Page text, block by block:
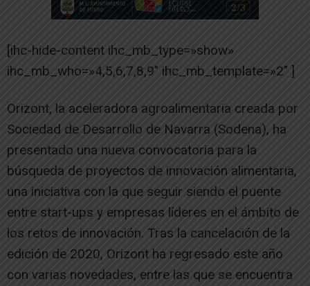
[ihc-hide-content ihc_mb_type=»show»
ihc_mb_who=»4,5,6,7,8,9″ ihc_mb_template=»2″ ]
Orizont, la aceleradora agroalimentaria creada por
Sociedad de Desarrollo de Navarra (Sodena), ha
presentado una nueva convocatoria para la
búsqueda de proyectos de innovación alimentaria,
una iniciativa con la que seguir siendo el puente
entre start-ups y empresas líderes en el ámbito de
los retos de innovación. Tras la cancelación de la
edición de 2020, Orizont ha regresado este año
con varias novedades, entre las que se encuentra